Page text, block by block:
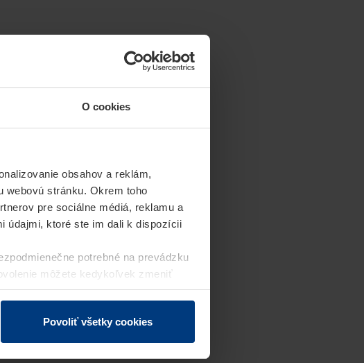
O cookies
obsahov a reklám,
webovú stránku. Okrem toho
pre sociálne médiá, reklamu a
údajmi, ktoré ste im dali k dispozícii
potrebné na prevádzku
môžete kedykoľvek zmeniť
našej webovej stránky.
Povoliť všetky cookies